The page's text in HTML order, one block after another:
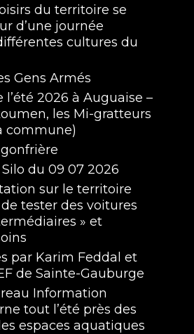
du territoire se
d’une journée
cultures du
Gens Armés
l’été 2026 à Auguaise –
les Mi-gratteurs
commune)
du 09 07 2026
sur le territoire
tester des voitures
» et
par Karim Feddal et
de Sainte-Gauburge
Information
tout l’été près des
espaces aquatiques